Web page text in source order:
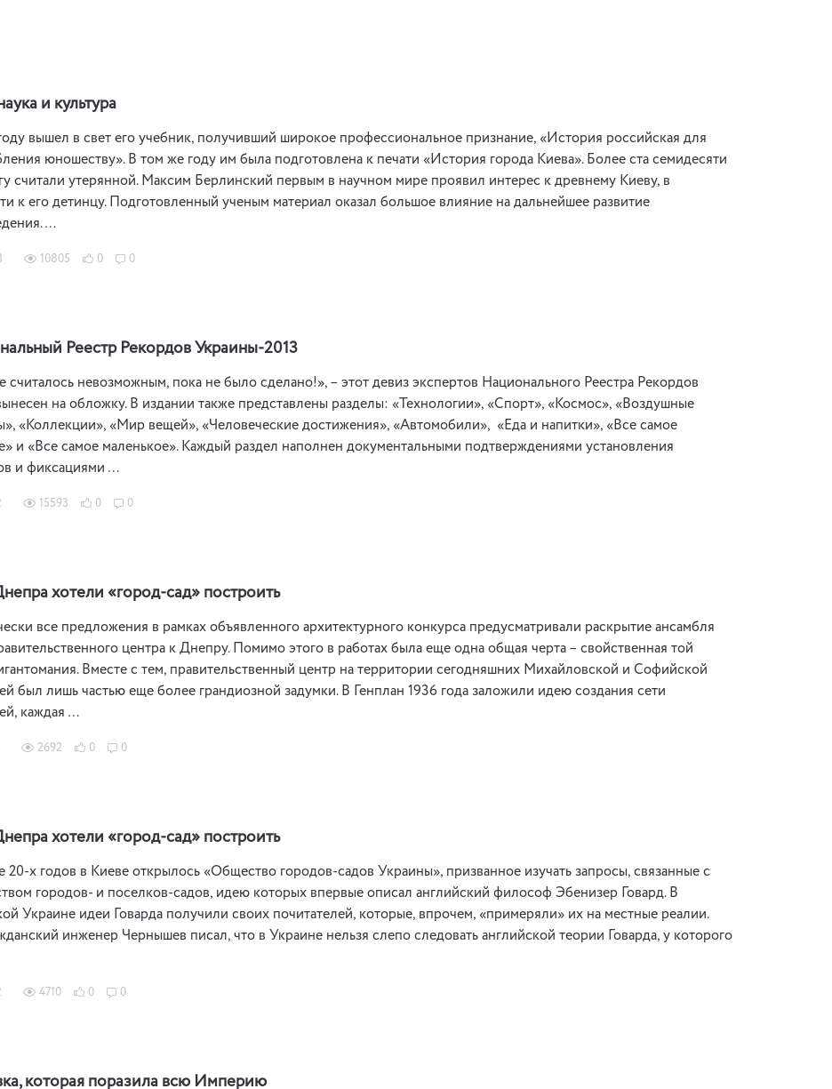
и культура
вышел в свет его учебник, получивший широкое профессиональное признание, «История российская для
юношеству». В том же году им была подготовлена к печати «История города Киева». Более ста семидесяти
считали утерянной. Максим Берлинский первым в научном мире проявил интерес к древнему Киеву, в
к его детинцу. Подготовленный ученым материал оказал большое влияние на дальнейшее развитие
…
10805 0 0
Реестр Рекордов Украины-2013
считалось невозможным, пока не было сделано!», – этот девиз экспертов Национального Реестра Рекордов
на обложку. В издании также представлены разделы: «Технологии», «Спорт», «Космос», «Воздушные
«Коллекции», «Мир вещей», «Человеческие достижения», «Автомобили», «Еда и напитки», «Все самое
и «Все самое маленькое». Каждый раздел наполнен документальными подтверждениями установления
и фиксациями …
15593 0 0
хотели «город-сад» построить
все предложения в рамках объявленного архитектурного конкурса предусматривали раскрытие ансамбля
центра к Днепру. Помимо этого в работах была еще одна общая черта – свойственная той
Вместе с тем, правительственный центр на территории сегодняшних Михайловской и Софийской
был лишь частью еще более грандиозной задумки. В Генплан 1936 года заложили идею создания сети
каждая …
2692 0 0
хотели «город-сад» построить
20-х годов в Киеве открылось «Общество городов-садов Украины», призванное изучать запросы, связанные с
городов- и поселков-садов, идею которых впервые описал английский философ Эбенизер Говард. В
Украине идеи Говарда получили своих почитателей, которые, впрочем, «примеряли» их на местные реалии.
инженер Чернышев писал, что в Украине нельзя слепо следовать английской теории Говарда, у которого
4710 0 0
которая поразила всю Империю